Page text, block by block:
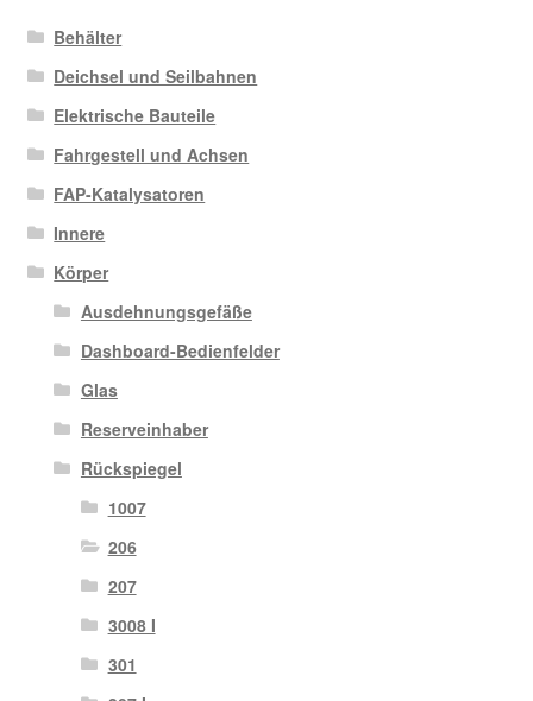
Behälter
Deichsel und Seilbahnen
Elektrische Bauteile
Fahrgestell und Achsen
FAP-Katalysatoren
Innere
Körper
Ausdehnungsgefäße
Dashboard-Bedienfelder
Glas
Reserveinhaber
Rückspiegel
1007
206
207
3008 I
301